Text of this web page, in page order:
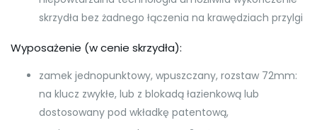
skrzydła bez żadnego łączenia na krawędziach przylgi
Wyposażenie (w cenie skrzydła):
zamek jednopunktowy, wpuszczany, rozstaw 72mm:
na klucz zwykłe, lub z blokadą łazienkową lub
dostosowany pod wkładkę patentową,